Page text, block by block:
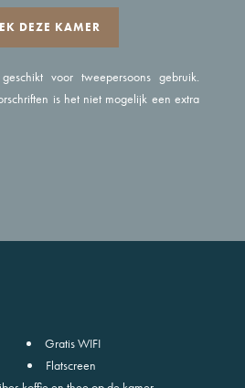
DEZE KAMER
voor tweepersoons gebruik.
is het niet mogelijk een extra
Gratis WIFI
Flatscreen